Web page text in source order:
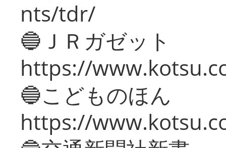
nts/tdr/
🔵ＪＲガゼット
https://
🔵こどものほん
https://